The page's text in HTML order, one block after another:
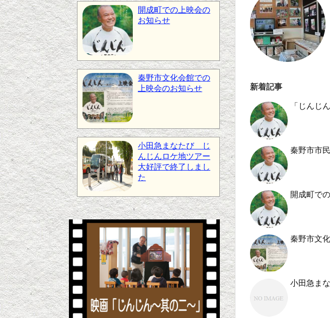
新着記事
「じんじ
秦野市市
開成町で
秦野市文
小田急ま
開成町での上映会の
お知らせ
秦野市文化会館での
上映会のお知らせ
小田急まなたび じ
んじんロケ地ツアー
大好評で終了しまし
た